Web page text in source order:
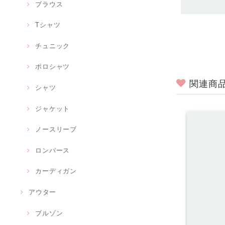
ブラウス
Tシャツ
チュニック
ポロシャツ
シャツ
ジャケット
ノースリーブ
ロンパース
カーディガン
アウター
ブルゾン
関連商